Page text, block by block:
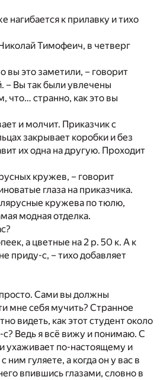
нагибается к прилавку и тихо
Тимофеич, в четверг
вы это заметили, – говорит
– Вы так были увлечены
что… странно, как это вы
и молчит. Приказчик с
закрывает коробки и без
их одна на другую. Проходит
кружев, – говорит
глаза на приказчика.
кружева по тюлю,
модная отделка.
а цветные на 2 р. 50 к. А к
приду-с, – тихо добавляет
Сами вы должны
мне себя мучить? Странное
видеть, как этот студент около
Ведь я всё вижу и понимаю. С
ухаживает по-настоящему и
ним гуляете, а когда он у вас в
впившись глазами, словно в